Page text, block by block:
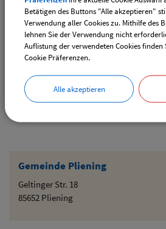
Gemeinde Pliening
Geltinger Str. 18
85652 Pliening
Den gewählten Termin als VCS-
downloaden
Den gewählten Termin als iCal-
Betätigen des Buttons "Alle akzeptieren"
Verwendung aller Cookies zu. Mithilfe des
lehnen Sie der Verwendung nicht
Auflistung der verwendeten Cookies finden
Cookie Präferenzen.
Alle akzeptieren